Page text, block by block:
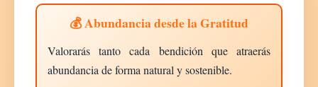
💰 Abundancia desde la Gratitud
Valorarás tanto cada bendición que atraerás
abundancia de forma natural y sostenible.